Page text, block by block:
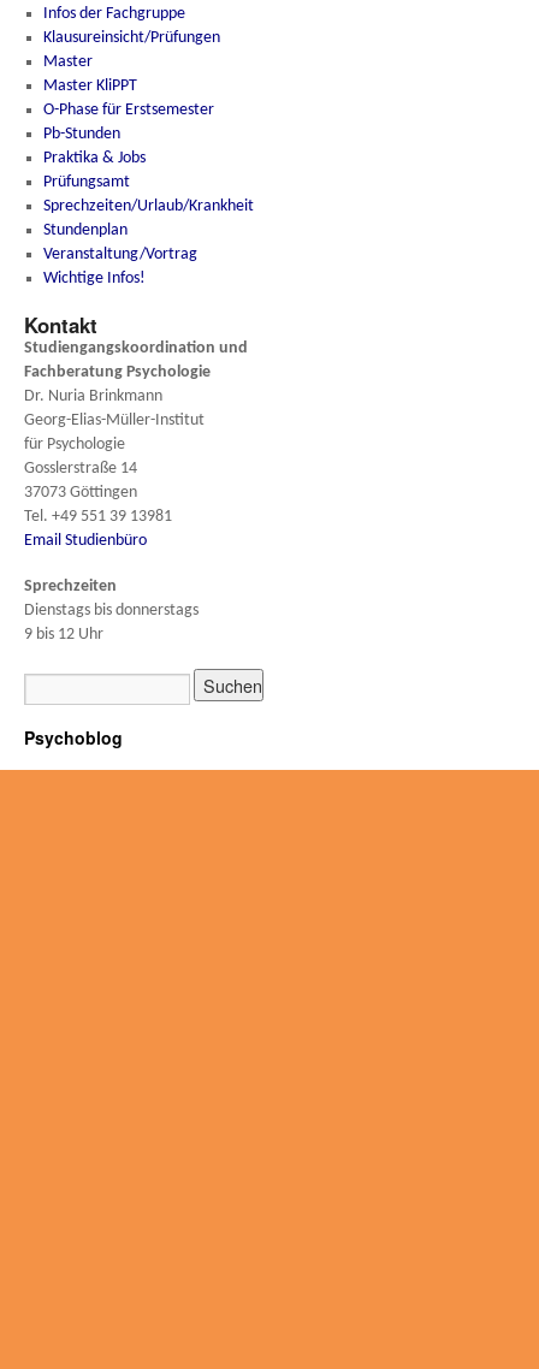
Infos der Fachgruppe
Klausureinsicht/Prüfungen
Master
Master KliPPT
O-Phase für Erstsemester
Pb-Stunden
Praktika & Jobs
Prüfungsamt
Sprechzeiten/Urlaub/Krankheit
Stundenplan
Veranstaltung/Vortrag
Wichtige Infos!
Kontakt
Studiengangskoordination und
Fachberatung Psychologie
Dr. Nuria Brinkmann
Georg-Elias-Müller-Institut
für Psychologie
Gosslerstraße 14
37073 Göttingen
Tel. +49 551 39 13981
Email Studienbüro
Sprechzeiten
Dienstags bis donnerstags
9 bis 12 Uhr
Psychoblog